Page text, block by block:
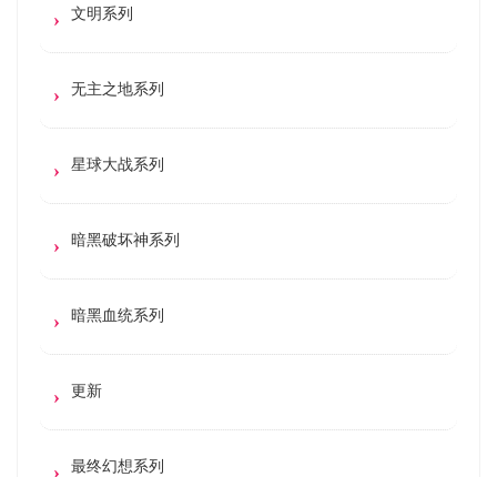
文明系列
无主之地系列
星球大战系列
暗黑破坏神系列
暗黑血统系列
更新
最终幻想系列